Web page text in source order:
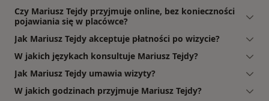
Czy Mariusz Tejdy przyjmuje online, bez konieczności
pojawiania się w placówce?
Jak Mariusz Tejdy akceptuje płatności po wizycie?
W jakich językach konsultuje Mariusz Tejdy?
Jak Mariusz Tejdy umawia wizyty?
W jakich godzinach przyjmuje Mariusz Tejdy?